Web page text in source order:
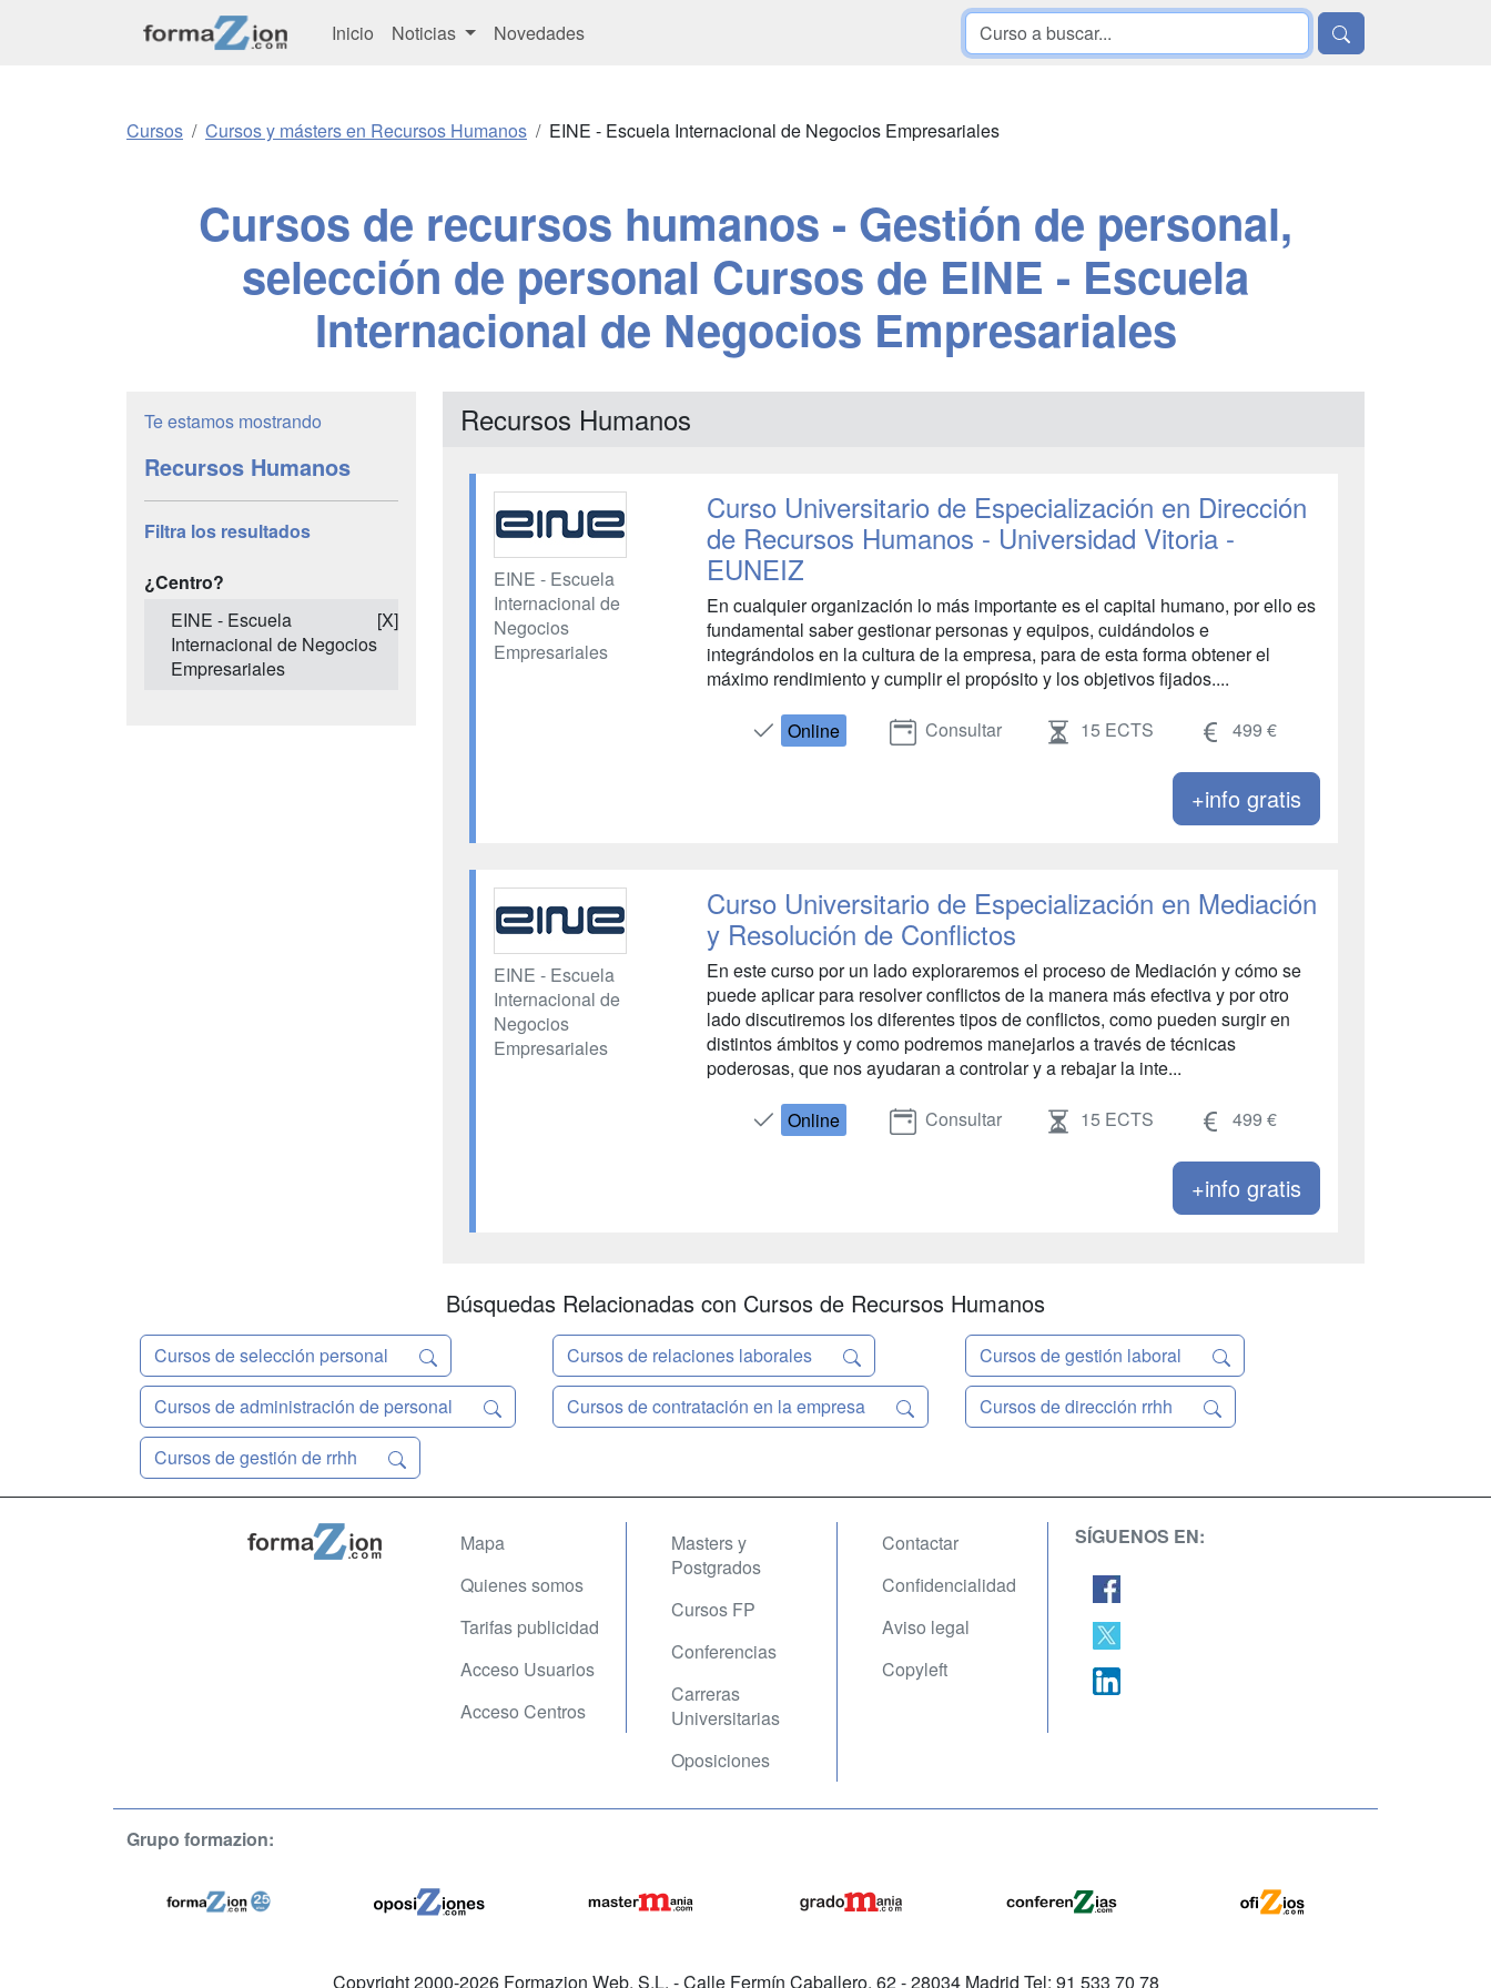
Inicio Noticias Novedades
Cursos Cursos y másters en Recursos Humanos EINE - Escuela Internacional de Negocios Empresariales
Cursos de recursos humanos - Gestión de personal,
selección de personal Cursos de EINE - Escuela
Internacional de Negocios Empresariales
Te estamos mostrando
Recursos Humanos
Filtra los resultados
¿Centro?
EINE - Escuela
Internacional de Negocios
Empresariales
[X]
Recursos Humanos
EINE - Escuela
Internacional de
Negocios
Empresariales
Curso Universitario de Especialización en Dirección
de Recursos Humanos - Universidad Vitoria -
EUNEIZ
En cualquier organización lo más importante es el capital humano, por ello es
fundamental saber gestionar personas y equipos, cuidándolos e
integrándolos en la cultura de la empresa, para de esta forma obtener el
máximo rendimiento y cumplir el propósito y los objetivos fijados....
Online Consultar 15 ECTS 499 €
+info gratis
EINE - Escuela
Internacional de
Negocios
Empresariales
Curso Universitario de Especialización en Mediación
y Resolución de Conflictos
En este curso por un lado exploraremos el proceso de Mediación y cómo se
puede aplicar para resolver conflictos de la manera más efectiva y por otro
lado discutiremos los diferentes tipos de conflictos, como pueden surgir en
distintos ámbitos y como podremos manejarlos a través de técnicas
poderosas, que nos ayudaran a controlar y a rebajar la inte...
Online Consultar 15 ECTS 499 €
+info gratis
Búsquedas Relacionadas con Cursos de Recursos Humanos
Cursos de selección personal Cursos de relaciones laborales
Cursos de gestión laboral
Cursos de administración de personal
Cursos de contratación en la empresa
Cursos de dirección rrhh
Cursos de gestión de rrhh
Mapa
Quienes somos
Tarifas publicidad
Acceso Usuarios
Acceso Centros
Masters y
Postgrados
Cursos FP
Conferencias
Carreras
Universitarias
Oposiciones
Contactar
Confidencialidad
Aviso legal
Copyleft
SÍGUENOS EN:
Grupo formazion:
Copyright 2000-2026 Formazion Web, S.L. - Calle Fermín Caballero, 62 - 28034 Madrid Tel: 91 533 70 78